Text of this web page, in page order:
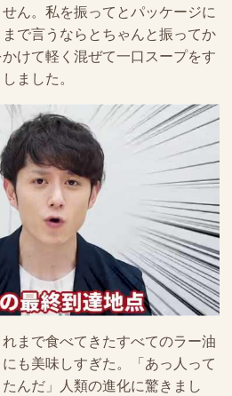
ん。私を振ってとパッケージに
で言うならとちゃんと振ってか
けて軽く混ぜて一口スープをす
ました。
まで食べてきたすべてのラー油
も美味しすぎた。「あっ人って
んだ」人類の進化に驚きまし